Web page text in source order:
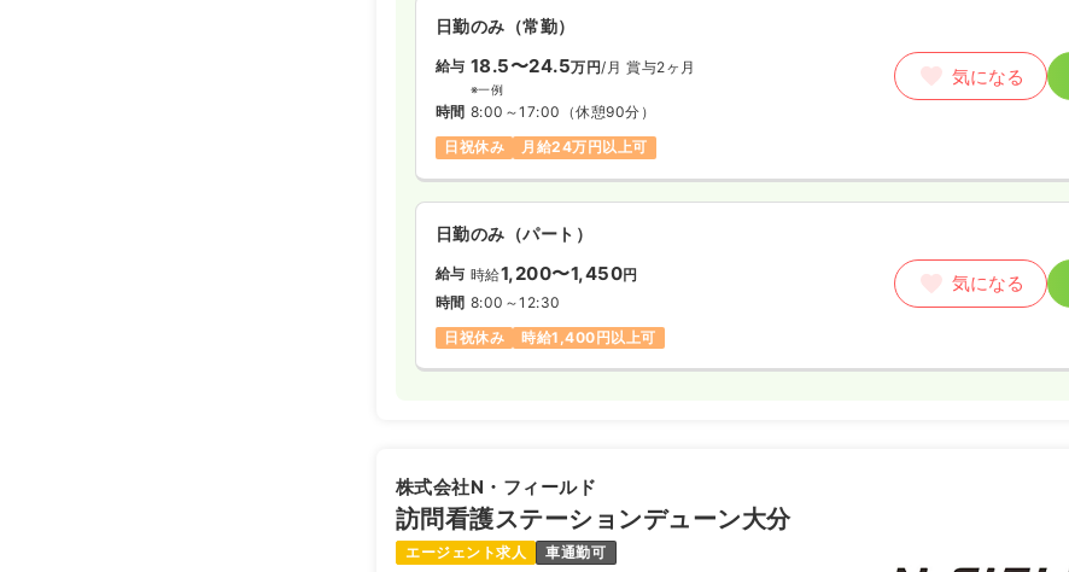
日勤のみ（常勤）
給与 18.5〜24.5万円/月 賞与2ヶ月
※一例
時間 8:00～17:00 （休憩90分）
日祝休み
月給24万円以上可
気になる
日勤のみ（パート）
給与 時給1,200〜1,450円
時間 8:00～12:30
日祝休み
時給1,400円以上可
気になる
株式会社N・フィールド
訪問看護ステーションデューン大分
エージェント求人 車通勤可